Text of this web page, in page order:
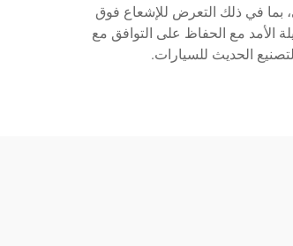
بما في ذلك التعرض للإشعاع فوق
الأمد مع الحفاظ على التوافق مع
الحديث للسيارات.